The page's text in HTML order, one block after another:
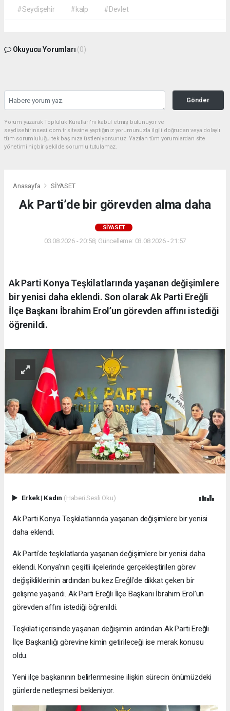
#Seydişehir #kalp #Devlet
Okuyucu Yorumları (0)
Gönder
Yorum yazarak Topluluk Kuralları’nı kabul etmiş bulunuyor ve
seydisehirinsesi.com.tr sitesine yaptığınız yorumunuzla ilgili doğrudan veya dolaylı
tüm sorumluluğu tek başınıza üstleniyorsunuz. Yazılan tüm yorumlardan site
yönetimi hiçbir şekilde sorumlu tutulamaz.
Anasayfa SİYASET
Ak Parti’de bir görevden alma daha
SİYASET
03.08.2026 - 20:58, Güncelleme: 03.08.2026 - 21:57
Ak Parti Konya Teşkilatlarında yaşanan değişimlere
bir yenisi daha eklendi. Son olarak Ak Parti Ereğli
İlçe Başkanı İbrahim Erol’un görevden affını istediği
öğrenildi.
Erkek| Kadın (Haberi Sesli Oku)
Ak Parti Konya Teşkilatlarında yaşanan değişimlere bir yenisi
daha eklendi.
Ak Parti’de teşkilatlarda yaşanan değişimlere bir yenisi daha
eklendi. Konya’nın çeşitli ilçelerinde gerçekleştirilen görev
değişikliklerinin ardından bu kez Ereğli’de dikkat çeken bir
gelişme yaşandı. Ak Parti Ereğli İlçe Başkanı İbrahim Erol’un
görevden affını istediği öğrenildi.
Teşkilat içerisinde yaşanan değişimin ardından Ak Parti Ereğli
İlçe Başkanlığı görevine kimin getirileceği ise merak konusu
oldu.
Yeni ilçe başkanının belirlenmesine ilişkin sürecin önümüzdeki
günlerde netleşmesi bekleniyor.